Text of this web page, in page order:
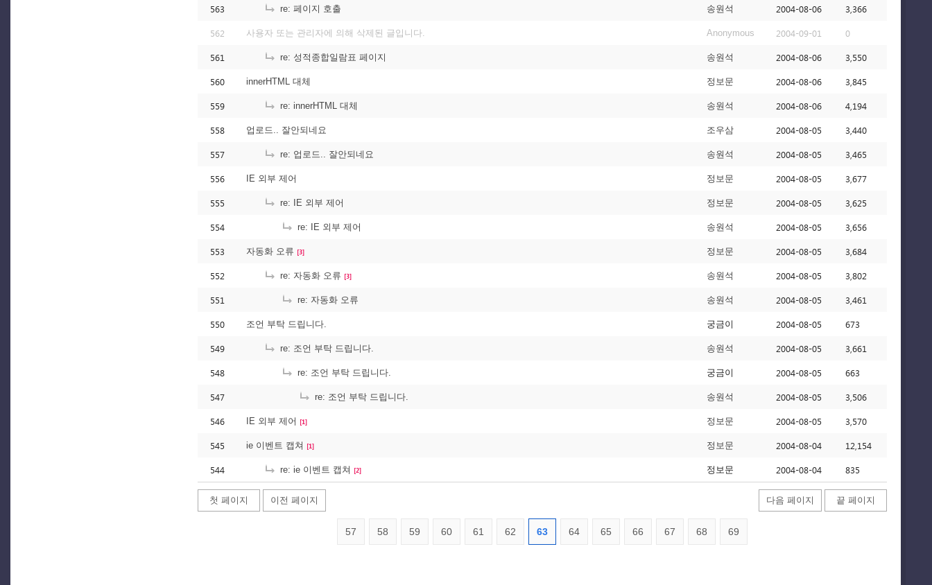
563 re: 페이지 호출 송원석 2004-08-06 3,366
562 사용자 또는 관리자에 의해 삭제된 글입니다. Anonymous 2004-09-01 0
561 re: 성적종합일람표 페이지 송원석 2004-08-06 3,550
560 innerHTML 대체 정보문 2004-08-06 3,845
559 re: innerHTML 대체 송원석 2004-08-06 4,194
558 업로드.. 잘안되네요 조우삼 2004-08-05 3,440
557 re: 업로드.. 잘안되네요 송원석 2004-08-05 3,465
556 IE 외부 제어 정보문 2004-08-05 3,677
555 re: IE 외부 제어 정보문 2004-08-05 3,625
554 re: IE 외부 제어 송원석 2004-08-05 3,656
553 자동화 오류 [3] 정보문 2004-08-05 3,684
552 re: 자동화 오류 [3] 송원석 2004-08-05 3,802
551 re: 자동화 오류 송원석 2004-08-05 3,461
550 조언 부탁 드립니다. 궁금이 2004-08-05 673
549 re: 조언 부탁 드립니다. 송원석 2004-08-05 3,661
548 re: 조언 부탁 드립니다. 궁금이 2004-08-05 663
547 re: 조언 부탁 드립니다. 송원석 2004-08-05 3,506
546 IE 외부 제어 [1] 정보문 2004-08-05 3,570
545 ie 이벤트 캡쳐 [1] 정보문 2004-08-04 12,154
544 re: ie 이벤트 캡쳐 [2] 정보문 2004-08-04 835
첫 페이지 이전 페이지 다음 페이지 끝 페이지
57 58 59 60 61 62 63 64 65 66 67 68 69